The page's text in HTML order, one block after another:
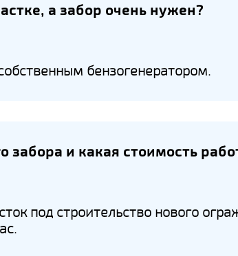
а забор очень нужен?
бензогенератором.
и какая стоимость
под строительство нового